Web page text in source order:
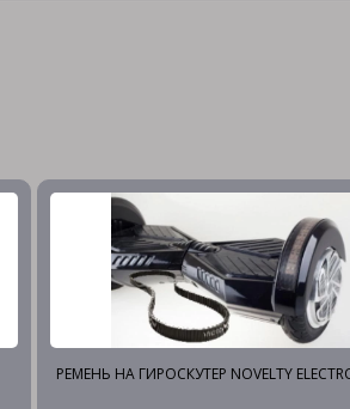
РЕМЕНЬ НА ГИРОСКУТЕР NOVELTY